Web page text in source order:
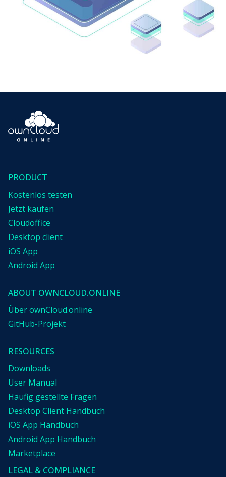
PRODUCT
Kostenlos testen
Jetzt kaufen
Cloudoffice
Desktop client
iOS App
Android App
ABOUT OWNCLOUD.ONLINE
Über ownCloud.online
GitHub-Projekt
RESOURCES
Downloads
User Manual
Häufig gestellte Fragen
Desktop Client Handbuch
iOS App Handbuch
Android App Handbuch
Marketplace
LEGAL & COMPLIANCE